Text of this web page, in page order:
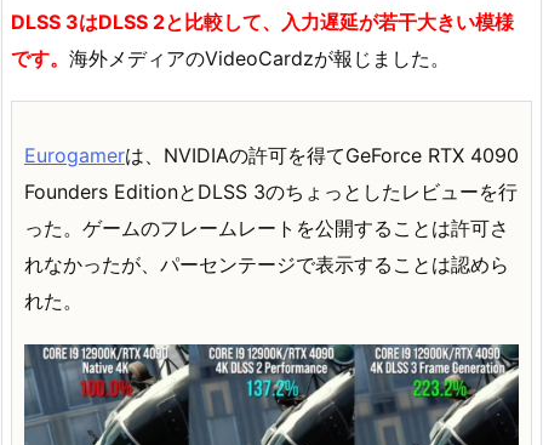
DLSS 3はDLSS 2と比較して、入力遅延が若干大きい模様
です。 海外メディアのVideoCardzが報じました。
Eurogamerは、NVIDIAの許可を得てGeForce RTX 4090
Founders EditionとDLSS 3のちょっとしたレビューを行
った。ゲームのフレームレートを公開することは許可さ
れなかったが、パーセンテージで表示することは認めら
れた。